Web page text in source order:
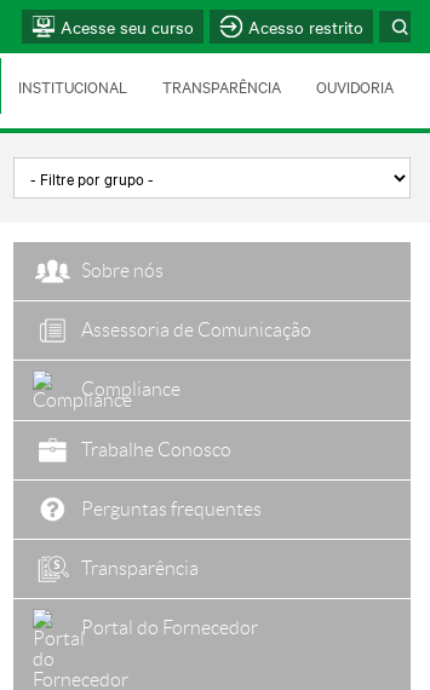
INSTITUCIONAL TRANSPARÊNCIA OUVIDORIA
Acesse seu curso Acesso restrito
Sobre nós
Assessoria de Comunicação
Compliance
Trabalhe Conosco
Perguntas frequentes
Transparência
Portal do Fornecedor